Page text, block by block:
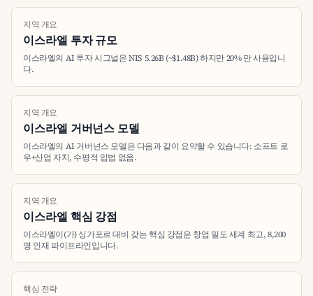
지역 개요
이스라엘 투자 규모
이스라엘의 AI 투자 시그널은 NIS 5.26B (~$1.48B) 하지만 20% 만 사용입니
다.
지역 개요
이스라엘 거버넌스 모델
이스라엘의 AI 거버넌스 모델은 다음과 같이 요약할 수 있습니다: 소프트 로
우+산업 자치, 수평적 입법 없음.
지역 개요
이스라엘 핵심 강점
이스라엘이(가) 싱가포르 대비 갖는 핵심 강점은 창업 밀도 세계 최고, 8,200
명 인재 파이프라인입니다.
핵심 전략